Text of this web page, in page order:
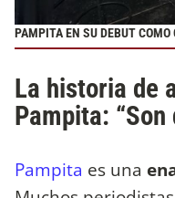
PAMPITA EN SU DEBUT COMO
La historia de
Pampita:
Pampita es una